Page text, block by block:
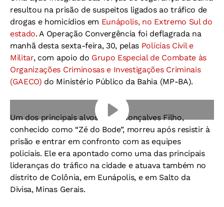
resultou na prisão de suspeitos ligados ao tráfico de
drogas e homicídios em Eunápolis, no Extremo Sul do
estado. A Operação Convergência foi deflagrada na
manhã desta sexta-feira, 30, pelas Polícias Civil e
Militar, com apoio do Grupo Especial de Combate às
Organizações Criminosas e Investigações Criminais
(GAECO) do Ministério Público da Bahia (MP-BA).
Um dos principais alvos, José Gonçalves Filho,
conhecido como “Zé do Bode”, morreu após resistir à
prisão e entrar em confronto com as equipes
policiais. Ele era apontado como uma das principais
lideranças do tráfico na cidade e atuava também no
distrito de Colônia, em Eunápolis, e em Salto da
Divisa, Minas Gerais.